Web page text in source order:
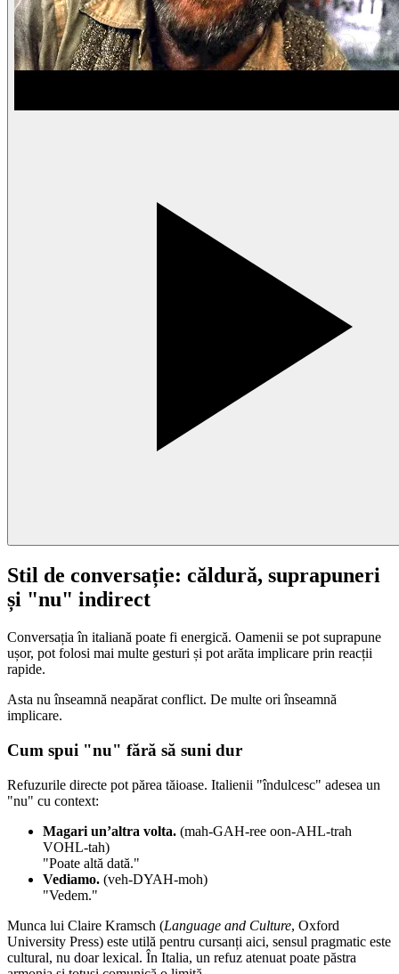
Stil de conversație: căldură, suprapuneri
și "nu" indirect
Conversația în italiană poate fi energică. Oamenii se pot suprapune
ușor, pot folosi mai multe gesturi și pot arăta implicare prin reacții
rapide.
Asta nu înseamnă neapărat conflict. De multe ori înseamnă
implicare.
Cum spui "nu" fără să suni dur
Refuzurile directe pot părea tăioase. Italienii "îndulcesc" adesea un
"nu" cu context:
Magari un’altra volta. (mah-GAH-ree oon-AHL-trah
VOHL-tah)
"Poate altă dată."
Vediamo. (veh-DYAH-moh)
"Vedem."
Munca lui Claire Kramsch (Language and Culture, Oxford
University Press) este utilă pentru cursanți aici, sensul pragmatic este
cultural, nu doar lexical. În Italia, un refuz atenuat poate păstra